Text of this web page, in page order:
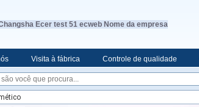
Ecer test 51 ecweb Nome da empresa
Visita à fábrica Controle de qualidade